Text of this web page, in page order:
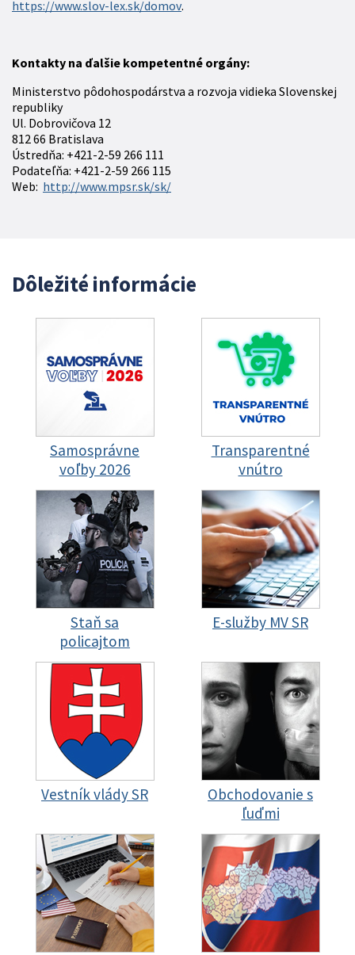
https://www.slov-lex.sk/domov.
Kontakty na ďalšie kompetentné orgány:
Ministerstvo pôdohospodárstva a rozvoja vidieka Slovenskej
republiky
Ul. Dobrovičova 12
812 66 Bratislava
Ústredňa: +421-2-59 266 111
Podateľňa: +421-2-59 266 115
Web: http://www.mpsr.sk/sk/
Dôležité informácie
Samosprávne
voľby 2026
Transparentné
vnútro
Staň sa
policajtom
E-služby MV SR
Vestník vlády SR
Obchodovanie s
ľuďmi